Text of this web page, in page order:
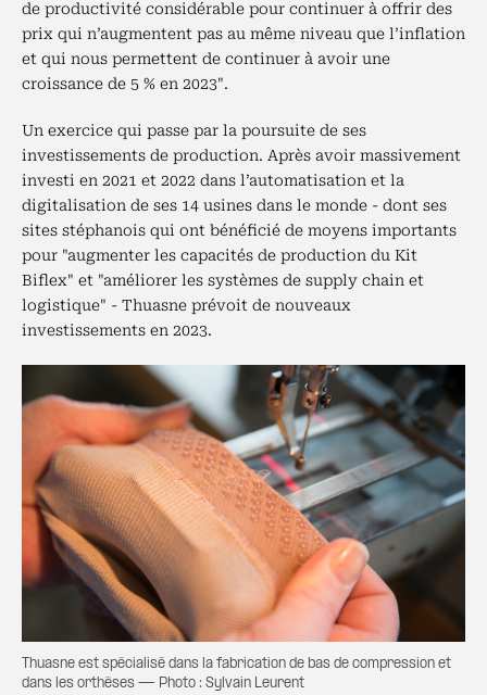
de productivité considérable pour continuer à offrir des
prix qui n’augmentent pas au même niveau que l’inflation
et qui nous permettent de continuer à avoir une
croissance de 5 % en 2023".
Un exercice qui passe par la poursuite de ses
investissements de production. Après avoir massivement
investi en 2021 et 2022 dans l’automatisation et la
digitalisation de ses 14 usines dans le monde - dont ses
sites stéphanois qui ont bénéficié de moyens importants
pour "augmenter les capacités de production du Kit
Biflex" et "améliorer les systèmes de supply chain et
logistique" - Thuasne prévoit de nouveaux
investissements en 2023.
Thuasne est spécialisé dans la fabrication de bas de compression et
dans les orthèses — Photo : Sylvain Leurent